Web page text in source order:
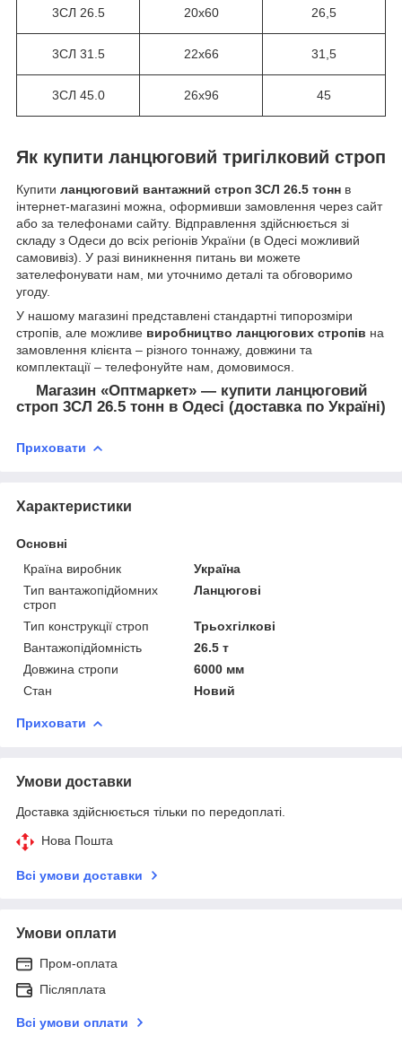
3СЛ 26.5 20х60 26,5
3СЛ 31.5 22х66 31,5
3СЛ 45.0 26х96 45
Як купити ланцюговий тригілковий строп
Купити ланцюговий вантажний строп 3СЛ 26.5 тонн в
інтернет-магазині можна, оформивши замовлення через сайт
або за телефонами сайту. Відправлення здійснюється зі
складу з Одеси до всіх регіонів України (в Одесі можливий
самовивіз). У разі виникнення питань ви можете
зателефонувати нам, ми уточнимо деталі та обговоримо
угоду.
У нашому магазині представлені стандартні типорозміри
стропів, але можливе виробництво ланцюгових стропів на
замовлення клієнта – різного тоннажу, довжини та
комплектації – телефонуйте нам, домовимося.
Магазин «Оптмаркет» — купити ланцюговий
строп 3СЛ 26.5 тонн в Одесі (доставка по Україні)
Приховати
Характеристики
Основні
Країна виробник
Україна
Тип вантажопідйомних
строп
Ланцюгові
Тип конструкції строп
Трьохгілкові
Вантажопідйомність
26.5 т
Довжина стропи
6000 мм
Стан
Новий
Приховати
Умови доставки
Доставка здійснюється тільки по передоплаті.
Нова Пошта
Всі умови доставки
Умови оплати
Пром-оплата
Післяплата
Всі умови оплати